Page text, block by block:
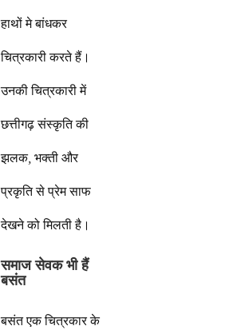
हाथों मे बांधकर
चित्रकारी करते हैं।
उनकी चित्रकारी में
छत्तीगढ़ संस्कृति की
झलक, भक्ती और
प्रकृति से प्रेम साफ
देखने को मिलती है।
समाज सेवक भी हैं
बसंत
बसंत एक चित्रकार के